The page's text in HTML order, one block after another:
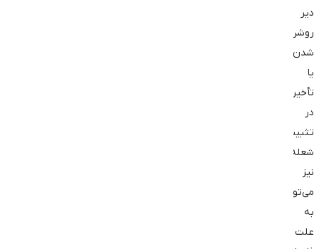
دیر
روشن
شدن
یا
تأخیر
در
تثبیت
شعله
نیز
می‌تواند
به
علت